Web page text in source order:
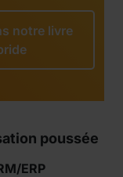
notre livre
poussée
ERP